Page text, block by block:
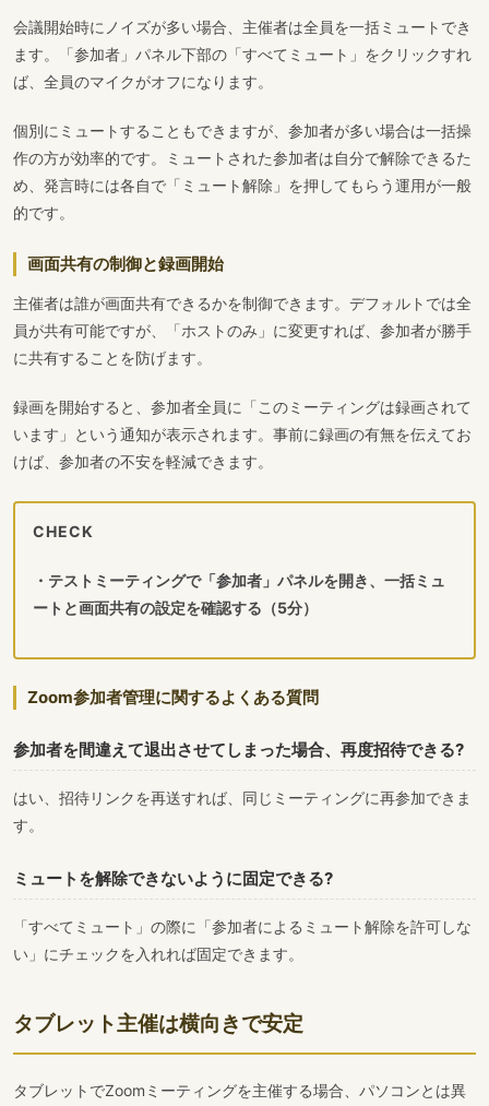
会議開始時にノイズが多い場合、主催者は全員を一括ミュートでき
ます。「参加者」パネル下部の「すべてミュート」をクリックすれ
ば、全員のマイクがオフになります。
個別にミュートすることもできますが、参加者が多い場合は一括操
作の方が効率的です。ミュートされた参加者は自分で解除できるた
め、発言時には各自で「ミュート解除」を押してもらう運用が一般
的です。
画面共有の制御と録画開始
主催者は誰が画面共有できるかを制御できます。デフォルトでは全
員が共有可能ですが、「ホストのみ」に変更すれば、参加者が勝手
に共有することを防げます。
録画を開始すると、参加者全員に「このミーティングは録画されて
います」という通知が表示されます。事前に録画の有無を伝えてお
けば、参加者の不安を軽減できます。
CHECK
・テストミーティングで「参加者」パネルを開き、一括ミュ
ートと画面共有の設定を確認する（5分）
Zoom参加者管理に関するよくある質問
参加者を間違えて退出させてしまった場合、再度招待できる?
はい、招待リンクを再送すれば、同じミーティングに再参加できま
す。
ミュートを解除できないように固定できる?
「すべてミュート」の際に「参加者によるミュート解除を許可しな
い」にチェックを入れれば固定できます。
タブレット主催は横向きで安定
タブレットでZoomミーティングを主催する場合、パソコンとは異